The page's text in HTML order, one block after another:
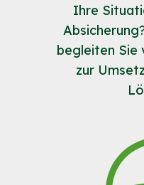
Ihre
begleiten Sie
zur